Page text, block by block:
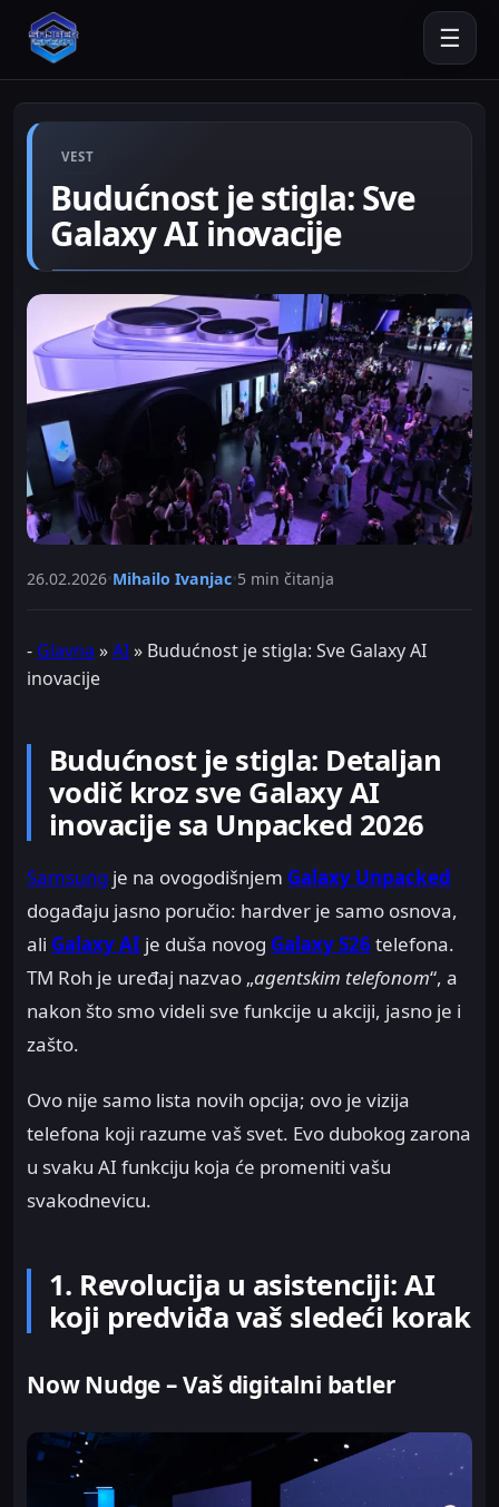
☰
VEST
Budućnost je stigla: Sve
Galaxy AI inovacije
26.02.2026 Mihailo Ivanjac 5 min čitanja
- Glavna »AI» Budućnost je stigla: Sve Galaxy AI
inovacije
Budućnost je stigla: Detaljan
vodič kroz sve Galaxy AI
inovacije sa Unpacked 2026
Samsung je na ovogodišnjem Galaxy Unpacked
događaju jasno poručio: hardver je samo osnova,
ali Galaxy AI je duša novog Galaxy S26 telefona.
TM Roh je uređaj nazvao „agentskim telefonom“, a
nakon što smo videli sve funkcije u akciji, jasno je i
zašto.
Ovo nije samo lista novih opcija; ovo je vizija
telefona koji razume vaš svet. Evo dubokog zarona
u svaku AI funkciju koja će promeniti vašu
svakodnevicu.
1. Revolucija u asistenciji: AI
koji predviđa vaš sledeći korak
Now Nudge – Vaš digitalni batler